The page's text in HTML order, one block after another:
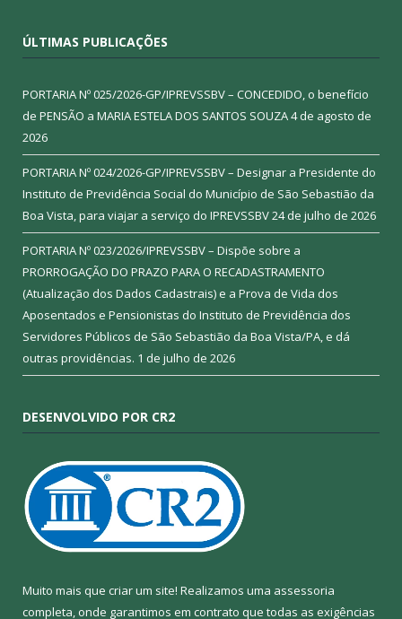
ÚLTIMAS PUBLICAÇÕES
PORTARIA Nº 025/2026-GP/IPREVSSBV – CONCEDIDO, o benefício
de PENSÃO a MARIA ESTELA DOS SANTOS SOUZA4 de agosto de
2026
PORTARIA Nº 024/2026-GP/IPREVSSBV – Designar a Presidente do
Instituto de Previdência Social do Município de São Sebastião da
Boa Vista, para viajar a serviço do IPREVSSBV24 de julho de 2026
PORTARIA Nº 023/2026/IPREVSSBV – Dispõe sobre a
PRORROGAÇÃO DO PRAZO PARA O RECADASTRAMENTO
(Atualização dos Dados Cadastrais) e a Prova de Vida dos
Aposentados e Pensionistas do Instituto de Previdência dos
Servidores Públicos de São Sebastião da Boa Vista/PA, e dá
outras providências. 1 de julho de 2026
DESENVOLVIDO POR CR2
Muito mais que criar um site! Realizamos uma assessoria
completa, onde garantimos em contrato que todas as exigências